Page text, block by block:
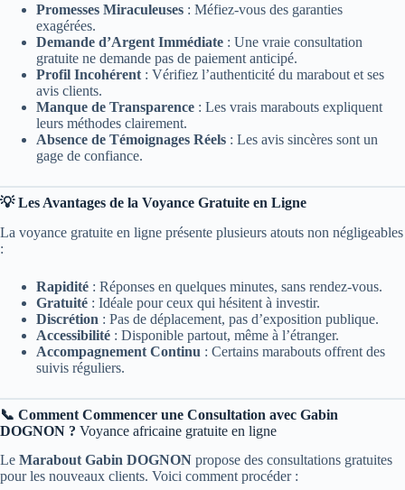
Promesses Miraculeuses : Méfiez-vous des garanties
exagérées.
Demande d’Argent Immédiate : Une vraie consultation
gratuite ne demande pas de paiement anticipé.
Profil Incohérent : Vérifiez l’authenticité du marabout et ses
avis clients.
Manque de Transparence : Les vrais marabouts expliquent
leurs méthodes clairement.
Absence de Témoignages Réels : Les avis sincères sont un
gage de confiance.
💡 Les Avantages de la Voyance Gratuite en Ligne
La voyance gratuite en ligne présente plusieurs atouts non négligeables
:
Rapidité : Réponses en quelques minutes, sans rendez-vous.
Gratuité : Idéale pour ceux qui hésitent à investir.
Discrétion : Pas de déplacement, pas d’exposition publique.
Accessibilité : Disponible partout, même à l’étranger.
Accompagnement Continu : Certains marabouts offrent des
suivis réguliers.
📞 Comment Commencer une Consultation avec Gabin
DOGNON ? Voyance africaine gratuite en ligne
Le Marabout Gabin DOGNON propose des consultations gratuites
pour les nouveaux clients. Voici comment procéder :